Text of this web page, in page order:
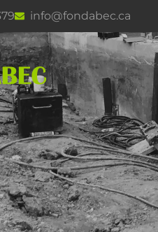
info@fondabec.ca